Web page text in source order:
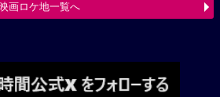
画ロケ地一覧へ